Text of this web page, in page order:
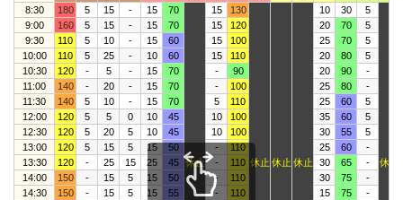
8:30 180 5 15 - 15 70
休止
15 130
休止 休止 休止
10 30 5
休止
9:00 160 5 15 - 15 70 15 120 20 70
5
9:30
110 5 10 - 15 60 15 100 25 70
5
10:00
110 5 25 - 10 60 15 110 20 80
5
10:30
120 - 5 - 15 70 - 90 20 90
-
11:00
140 - 20 - 15 70 - 100 25 80
-
11:30
140 5 10 - 15 70 5 110 25 60
5
12:00
120 5 5 0 10 45 10 100 35 60
5
12:30
120 5 20 5 10 45 10 100 30 55
5
13:00
120 5 15 5 15 50 - 110 25 60
-
13:30
120 - 25 15 25 45 - 110 30 65
-
14:00
150 - 15 5 15 50 - 110 30 75
-
14:30
150 - 15 5 15 55 - 110 15 75
-